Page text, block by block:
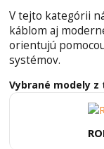
V tejto kategórii
káblom aj
orientujú
systémov.
Vybrané modely